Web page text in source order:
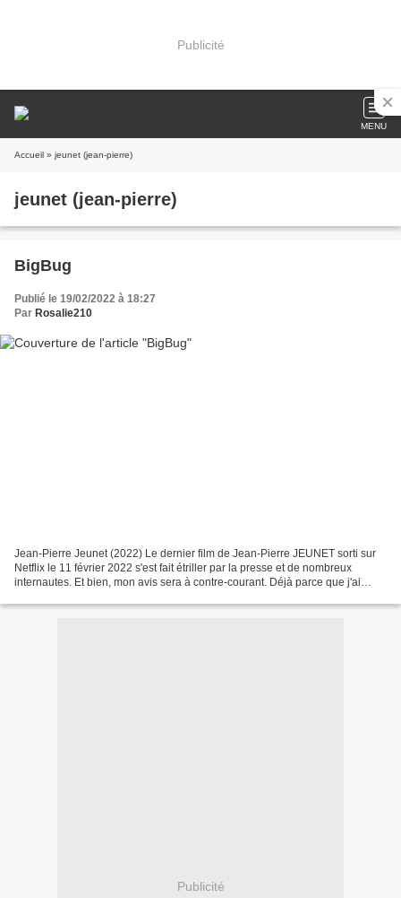
Publicité
MENU
Accueil » jeunet (jean-pierre)
jeunet (jean-pierre)
BigBug
Publié le 19/02/2022 à 18:27
Par Rosalie210
Jean-Pierre Jeunet (2022) Le dernier film de Jean-Pierre JEUNET sorti sur
Netflix le 11 février 2022 s'est fait étriller par la presse et de nombreux
internautes. Et bien, mon avis sera à contre-courant. Déjà parce que j'ai
Publicité